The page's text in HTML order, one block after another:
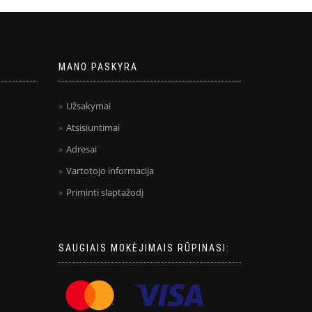
MANO PASKYRA
Užsakymai
Atsisiuntimai
Adresai
Vartotojo informacija
Priminti slaptažodį
SAUGIAIS MOKĖJIMAIS RŪPINASI: